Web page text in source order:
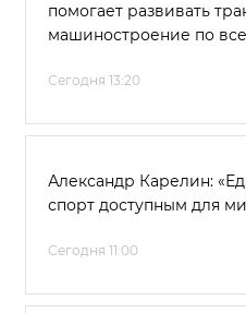
помогает развивать
машиностроение по
Сегодня 13:20
Александр Карелин:
спорт доступным для
Сегодня 11:00